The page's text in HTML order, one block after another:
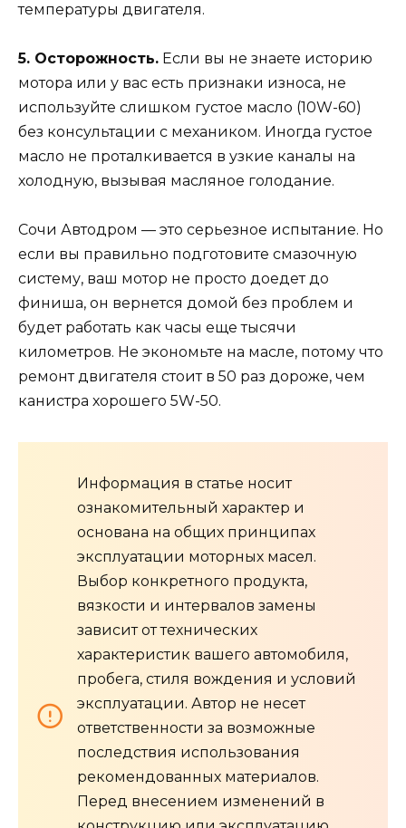
температуры двигателя.
5. Осторожность. Если вы не знаете историю
мотора или у вас есть признаки износа, не
используйте слишком густое масло (10W-60)
без консультации с механиком. Иногда густое
масло не проталкивается в узкие каналы на
холодную, вызывая масляное голодание.
Сочи Автодром — это серьезное испытание. Но
если вы правильно подготовите смазочную
систему, ваш мотор не просто доедет до
финиша, он вернется домой без проблем и
будет работать как часы еще тысячи
километров. Не экономьте на масле, потому что
ремонт двигателя стоит в 50 раз дороже, чем
канистра хорошего 5W-50.
Информация в статье носит
ознакомительный характер и
основана на общих принципах
эксплуатации моторных масел.
Выбор конкретного продукта,
вязкости и интервалов замены
зависит от технических
характеристик вашего автомобиля,
пробега, стиля вождения и условий
эксплуатации. Автор не несет
ответственности за возможные
последствия использования
рекомендованных материалов.
Перед внесением изменений в